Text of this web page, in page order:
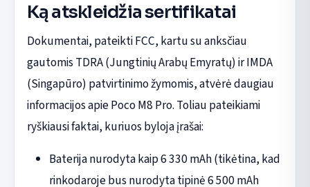
Ką atskleidžia sertifikatai
Dokumentai, pateikti FCC, kartu su anksčiau
gautomis TDRA (Jungtinių Arabų Emyratų) ir IMDA
(Singapūro) patvirtinimo žymomis, atvėrė daugiau
informacijos apie Poco M8 Pro. Toliau pateikiami
ryškiausi faktai, kuriuos byloja įrašai:
Baterija nurodyta kaip 6 330 mAh (tikėtina, kad
rinkodaroje bus nurodyta tipinė 6 500 mAh